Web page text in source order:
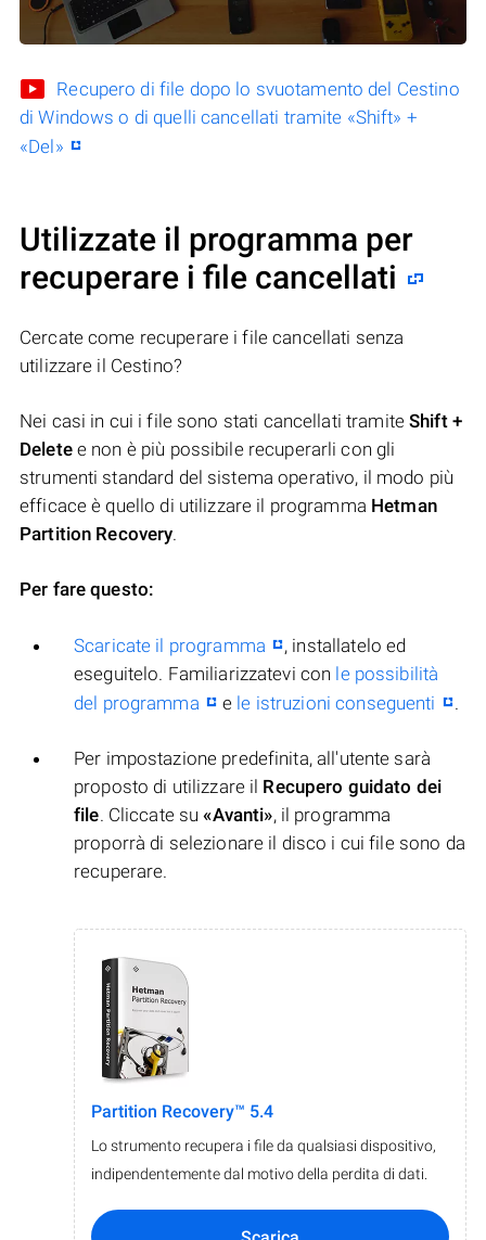
Recupero di file dopo lo svuotamento del Cestino
di Windows o di quelli cancellati tramite «Shift» +
«Del»
Utilizzate il programma per
recuperare i file cancellati
Cercate come recuperare i file cancellati senza
utilizzare il Cestino?
Nei casi in cui i file sono stati cancellati tramiteShift +
Deletee non è più possibile recuperarli con gli
strumenti standard del sistema operativo, il modo più
efficace è quello di utilizzare il programma Hetman
Partition Recovery.
Per fare questo:
Scaricate il programma
, installatelo ed
eseguitelo. Familiarizzatevi con le possibilità
del programma
e le istruzioni conseguenti .
Per impostazione predefinita, all'utente sarà
proposto di utilizzare il Recupero guidato dei
file. Cliccate su«Avanti», il programma
proporrà di selezionare il disco i cui file sono da
recuperare.
Partition Recovery™ 5.4
Lo strumento recupera i file da qualsiasi dispositivo,
indipendentemente dal motivo della perdita di dati.